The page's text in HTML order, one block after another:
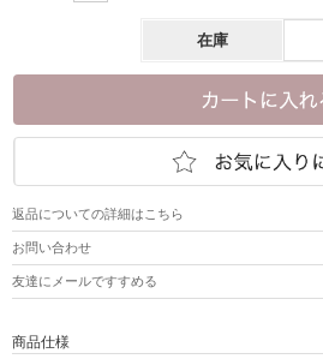
在庫
返品についての詳細はこちら
お問い合わせ
友達にメールですすめる
商品仕様